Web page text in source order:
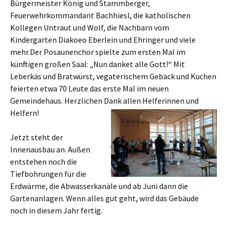
Bürgermeister König und Stammberger,
Feuerwehrkommandant Bachhiesl, die katholischen
Kollegen Untraut und Wolf, die Nachbarn vom
Kindergarten Diakoeo Eberlein und Ehringer und viele
mehr.Der Posaunenchor spielte zum ersten Mal im
künftigen großen Saal: „Nun danket alle Gott!“ Mit
Leberkäs und Bratwürst, vegaterischem Gebäck und Kuchen
feierten etwa 70 Leute das erste Mal im neuen
Gemeindehaus. Herzlichen Dank allen Helferinnen und
Helfern!
Jetzt steht der
Innenausbau an. Außen
entstehen noch die
Tiefbohrungen für die
Erdwärme, die Abwasserkanäle und ab Juni dann die
Gartenanlagen. Wenn alles gut geht, wird das Gebäude
noch in diesem Jahr fertig.